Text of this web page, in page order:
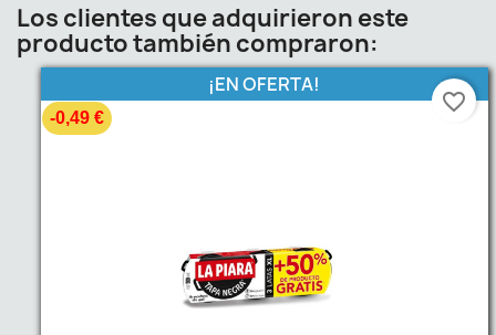
Los clientes que adquirieron este
producto también compraron:
¡EN OFERTA!
-0,49 €
favorite_border